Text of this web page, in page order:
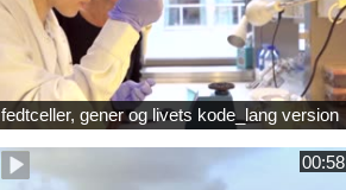
fedtceller, gener og livets kode_lang version
00:58